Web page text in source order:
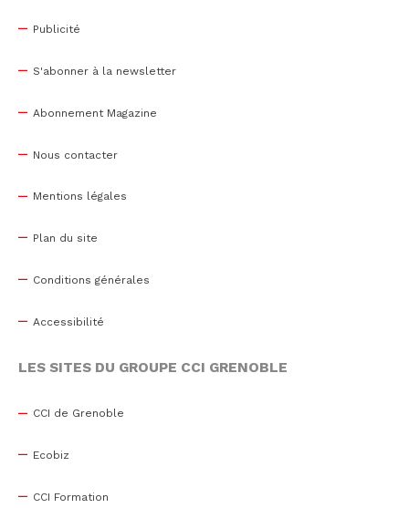
Publicité
S'abonner à la newsletter
Abonnement Magazine
Nous contacter
Mentions légales
Plan du site
Conditions générales
Accessibilité
LES SITES DU GROUPE CCI GRENOBLE
CCI de Grenoble
Ecobiz
CCI Formation